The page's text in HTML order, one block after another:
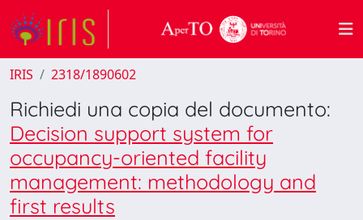
IRIS 2318/1890602
Richiedi una copia del documento:
Decision support system for
occupancy-oriented facility
management: methodology and
first results